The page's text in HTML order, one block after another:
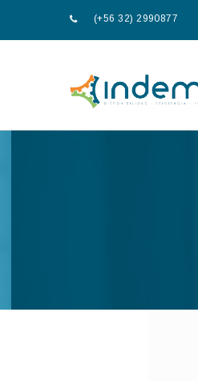
(+56 32) 2990877